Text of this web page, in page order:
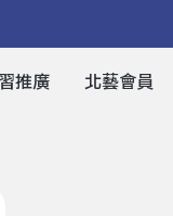
推廣 北藝會員